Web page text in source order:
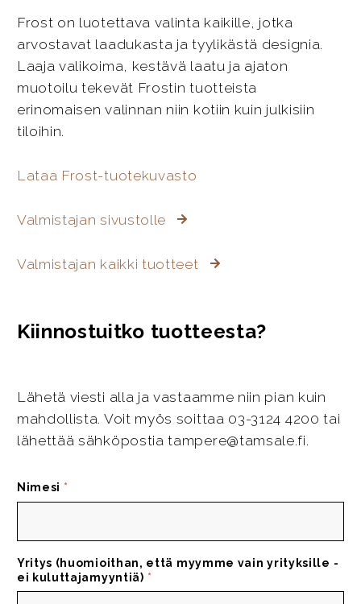
Frost on luotettava valinta kaikille, jotka
arvostavat laadukasta ja tyylikästä designia.
Laaja valikoima, kestävä laatu ja ajaton
muotoilu tekevät Frostin tuotteista
erinomaisen valinnan niin kotiin kuin julkisiin
tiloihin.
Lataa Frost-tuotekuvasto
Valmistajan sivustolle
Valmistajan kaikki tuotteet
Kiinnostuitko tuotteesta?
Lähetä viesti alla ja vastaamme niin pian kuin
mahdollista. Voit myös soittaa 03-3124 4200 tai
lähettää sähköpostia tampere@tamsale.fi.
Nimesi *
Yritys (huomioithan, että myymme vain yrityksille -
ei kuluttajamyyntiä) *